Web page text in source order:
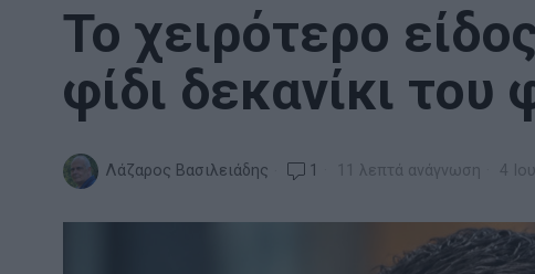
Το χειρότερο
φίδι δεκανίκι του
Λάζαρος Βασιλειάδης 1 11 λεπτά ανάγνωση 4